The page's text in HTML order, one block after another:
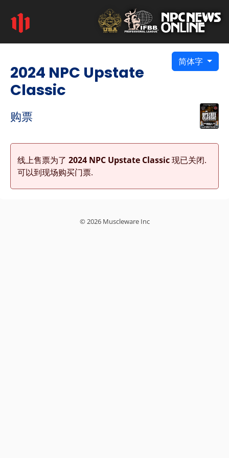
简体字
2024 NPC Upstate
Classic
购票
线上售票为了 2024 NPC Upstate Classic现已关闭.
可以到现场购买门票.
© 2026 Muscleware Inc